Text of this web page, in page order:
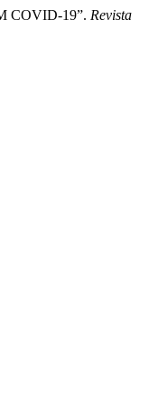
COVID-19”. Revista